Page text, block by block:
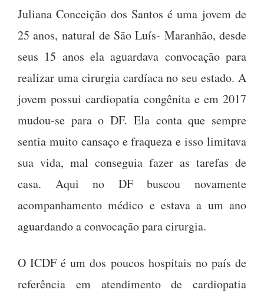
Juliana Conceição dos Santos é uma jovem de
25 anos, natural de São Luís- Maranhão, desde
seus 15 anos ela aguardava convocação para
realizar uma cirurgia cardíaca no seu estado. A
jovem possui cardiopatia congênita e em 2017
mudou-se para o DF. Ela conta que sempre
sentia muito cansaço e fraqueza e isso limitava
sua vida, mal conseguia fazer as tarefas de
casa. Aqui no DF buscou novamente
acompanhamento médico e estava a um ano
aguardando a convocação para cirurgia.
O ICDF é um dos poucos hospitais no país de
referência em atendimento de cardiopatia